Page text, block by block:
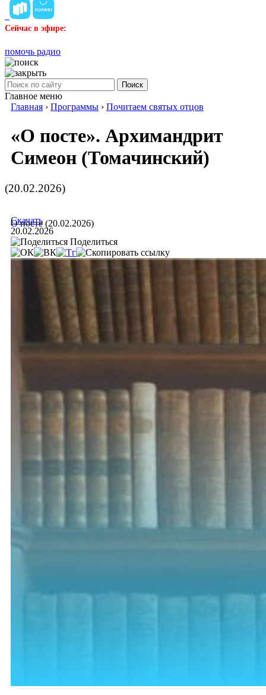
Сейчас в эфире:
помочь радио
Поиск
Главное меню
Главная › Программы › Почитаем святых отцов
«О посте». Архимандрит
Симеон (Томачинский)
(20.02.2026)
О посте (20.02.2026)
Скачать
20.02.2026
Поделиться